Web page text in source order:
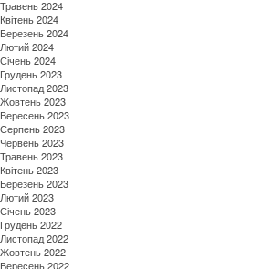
Травень 2024
Квітень 2024
Березень 2024
Лютий 2024
Січень 2024
Грудень 2023
Листопад 2023
Жовтень 2023
Вересень 2023
Серпень 2023
Червень 2023
Травень 2023
Квітень 2023
Березень 2023
Лютий 2023
Січень 2023
Грудень 2022
Листопад 2022
Жовтень 2022
Вересень 2022